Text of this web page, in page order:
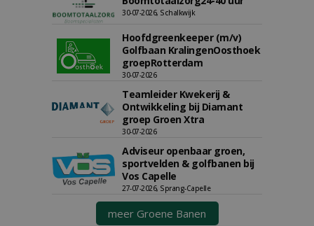
30-07-2026, Schalkwijk
Hoofdgreenkeeper (m/v)
Golfbaan KralingenOosthoek
groepRotterdam
30-07-2026
Teamleider Kwekerij &
Ontwikkeling bij Diamant
groep Groen Xtra
30-07-2026
Adviseur openbaar groen,
sportvelden & golfbanen bij
Vos Capelle
27-07-2026, Sprang-Capelle
meer Groene Banen